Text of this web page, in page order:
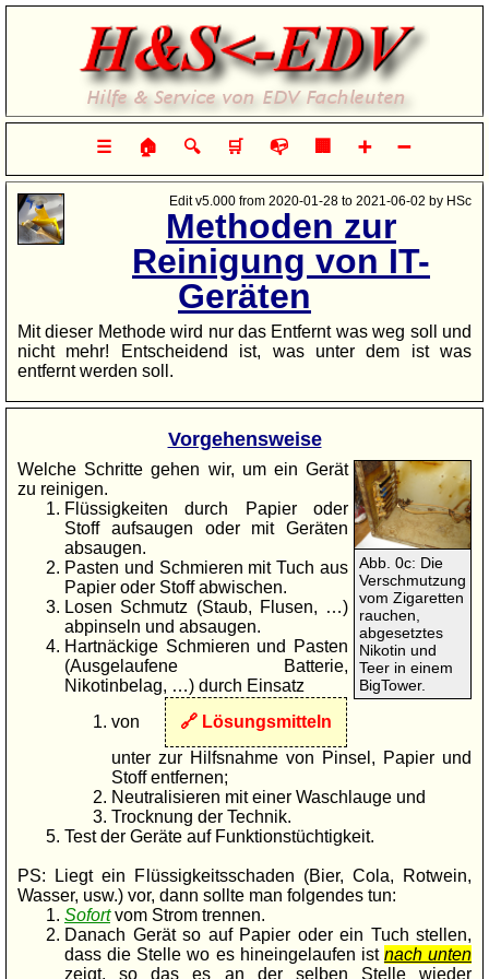
☰ 🏠 🔍 🛒 📭 🏢 ➕ ➖
Edit v5.000 from 2020-01-28 to 2021-06-02 by HSc
Methoden zur
Reinigung von IT-
Geräten
Mit dieser Methode wird nur das Entfernt was weg soll und
nicht mehr! Entscheidend ist, was unter dem ist was
entfernt werden soll.
Vorgehensweise
Abb. 0c: Die
Verschmutzung
vom Zigaretten
rauchen,
abgesetztes
Nikotin und
Teer in einem
BigTower.
Welche Schritte gehen wir, um ein Gerät
zu reinigen.
Flüssigkeiten durch Papier oder
Stoff aufsaugen oder mit Geräten
absaugen.
Pasten und Schmieren mit Tuch aus
Papier oder Stoff abwischen.
Losen Schmutz (Staub, Flusen, …)
abpinseln und absaugen.
Hartnäckige Schmieren und Pasten
(Ausgelaufene Batterie,
Nikotinbelag, …) durch Einsatz
von
Lösungsmitteln
unter zur Hilfsnahme von Pinsel, Papier und
Stoff entfernen;
Neutralisieren mit einer Waschlauge und
Trocknung der Technik.
Test der Geräte auf Funktionstüchtigkeit.
PS: Liegt ein Flüssigkeitsschaden (Bier, Cola, Rotwein,
Wasser, usw.) vor, dann sollte man folgendes tun:
Sofortvom Strom trennen.
Danach Gerät so auf Papier oder ein Tuch stellen,
dass die Stelle wo es hineingelaufen ist nach unten
zeigt, so das es an der selben Stelle wieder